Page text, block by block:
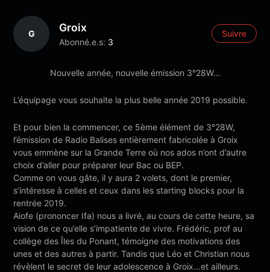
G Groix
Abonné.e.s: 3
Suivre
Nouvelle année, nouvelle émission 3°28W…
L’équipage vous souhaite la plus belle année 2019 possible.
Et pour bien la commencer, ce 5ème élément de 3°28W,
l’émission de Radio Balises entièrement fabricolée à Groix
vous emmène sur la Grande Terre où nos ados n’ont d’autre
choix d’aller pour préparer leur Bac ou BEP.
Comme on vous gâte, il y aura 2 volets, dont le premier,
s’intéresse à celles et ceux dans les starting blocks pour la
rentrée 2019.
Aiofe (prononcer Ifa) nous a livré, au cours de cette heure, sa
vision de ce qu’elle s’impatiente de vivre. Frédéric, prof au
collège des Îles du Ponant, témoigne des motivations des
unes et des autres à partir. Tandis que Léo et Christian nous
révèlent le secret de leur adolescence à Groix…et ailleurs.